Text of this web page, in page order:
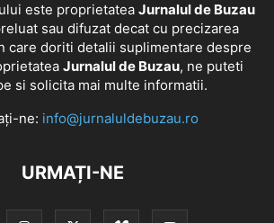
este proprietatea Jurnalul de Buzau
sau difuzat decat cu precizarea
care doriti detalii suplimentare despre
Jurnalul de Buzau, ne puteti
si solicita mai multe informatii.
ne: info@jurnaluldebuzau.ro
URMAȚI-NE